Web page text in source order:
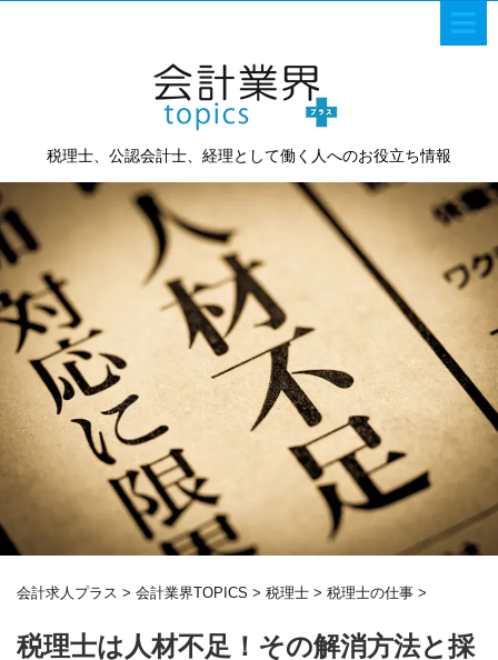
税理士、公認会計士、経理として働く人へのお役立ち情報
会計求人プラス > 会計業界TOPICS > 税理士 > 税理士の仕事 >
税理士は人材不足！その解消方法と採